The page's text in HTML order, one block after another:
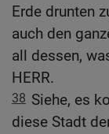
Erde drunten
auch den
all dessen,
HERR.
38 Siehe, es
diese Stadt